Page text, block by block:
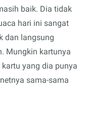
baik. Dia tidak
hari ini sangat
dan langsung
Mungkin kartunya
yang dia punya
sama-sama